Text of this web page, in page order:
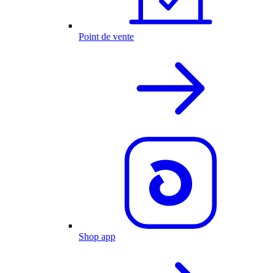
Point de vente
Shop app